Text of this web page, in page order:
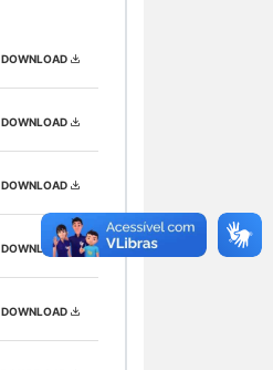
DOWNLOAD
DOWNLOAD
DOWNLOAD
DOWNLOAD
DOWNLOAD